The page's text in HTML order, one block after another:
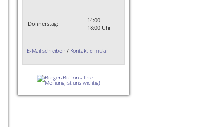
Donnerstag:
14:00 -
18:00 Uhr
E-Mail schreiben / Kontaktformular